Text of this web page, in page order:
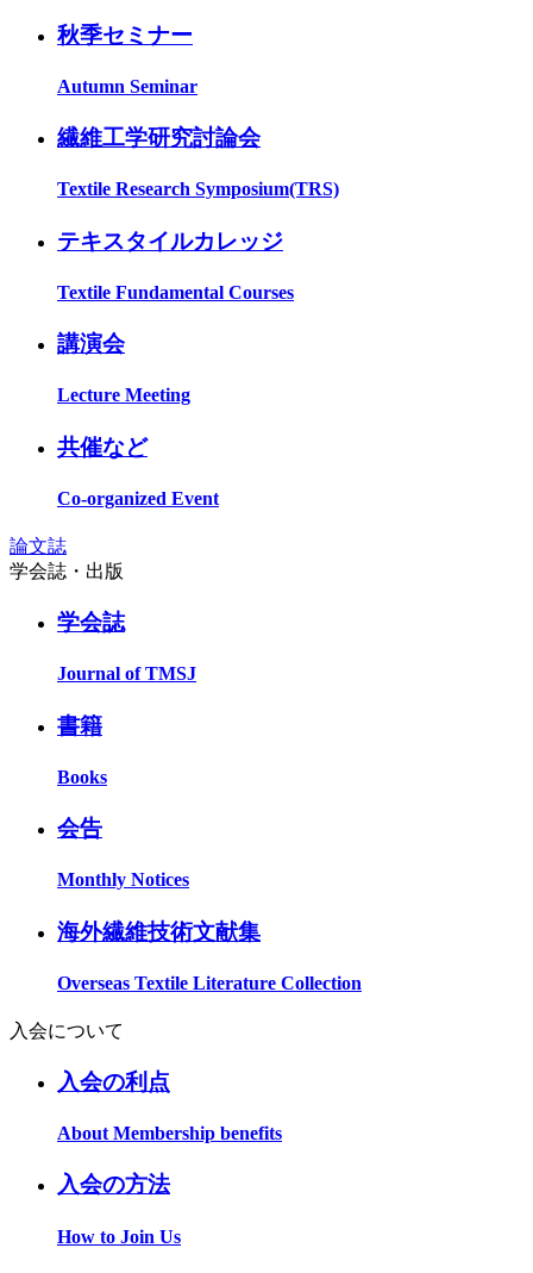
秋季セミナー
Autumn Seminar
繊維工学研究討論会
Textile Research Symposium(TRS)
テキスタイルカレッジ
Textile Fundamental Courses
講演会
Lecture Meeting
共催など
Co-organized Event
論文誌
学会誌・出版
学会誌
Journal of TMSJ
書籍
Books
会告
Monthly Notices
海外繊維技術文献集
Overseas Textile Literature Collection
入会について
入会の利点
About Membership benefits
入会の方法
How to Join Us